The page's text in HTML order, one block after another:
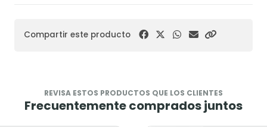
Compartir este producto
REVISA ESTOS PRODUCTOS QUE LOS CLIENTES
Frecuentemente comprados juntos